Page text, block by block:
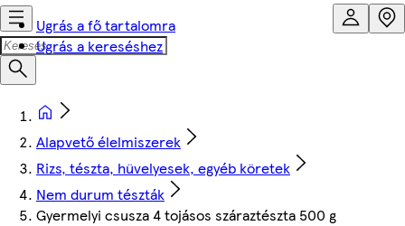
Ugrás a fő tartalomra
Ugrás a kereséshez
Alapvető élelmiszerek
Rizs, tészta, hüvelyesek, egyéb köretek
Nem durum tészták
Gyermelyi csusza 4 tojásos száraztészta 500 g